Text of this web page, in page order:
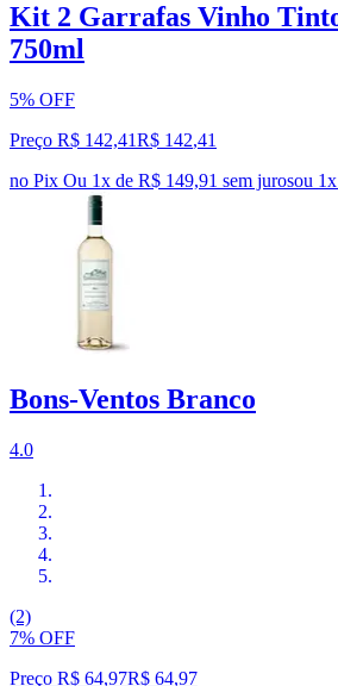
Kit 2 Garrafas Vinho
750ml
5% OFF
Preço R$ 142,41R$ 142,41
no Pix Ou 1x de R$ 149,91 sem jurosou 1
Bons-Ventos Branco
4.0
(2)
7% OFF
Preço R$ 64,97R$ 64,97